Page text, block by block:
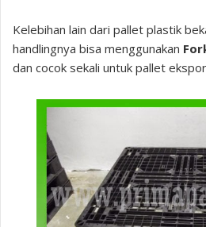
Kelebihan lain dari pallet plastik
handlingnya bisa menggunakan
dan cocok sekali untuk pallet